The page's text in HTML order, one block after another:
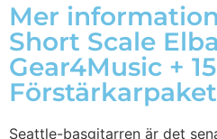
Mer
Short Scale
Gear4Music +
Seattle-basgitarren är det